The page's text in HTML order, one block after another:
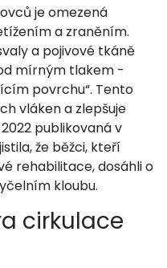
je omezená
a zraněním.
a pojivové tkáně
mírným tlakem -
povrchu“. Tento
vláken a zlepšuje
publikovaná v
že běžci, kteří
rehabilitace, dosáhli o
kloubu.
cirkulace